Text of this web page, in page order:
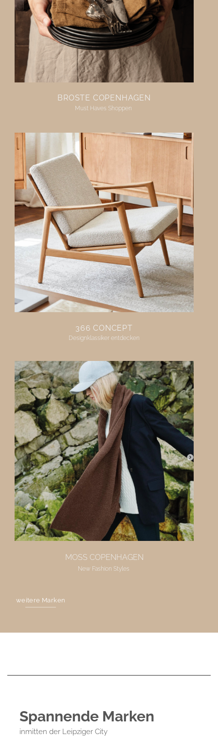
BROSTE COPENHAGEN
Must Haves Shoppen
366 CONCEPT
Designklassiker entdecken
MOSS COPENHAGEN
New Fashion Styles
weitere Marken
Spannende Marken
inmitten der Leipziger City